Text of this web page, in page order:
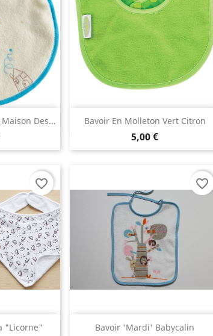
Des... Bavoir En Molleton Vert Citron
5,00 €
Aperçu rapide
"Licorne"
favorite_border
Bavoir 'mardi' Babycalin
Aperçu rapide
favorite_border